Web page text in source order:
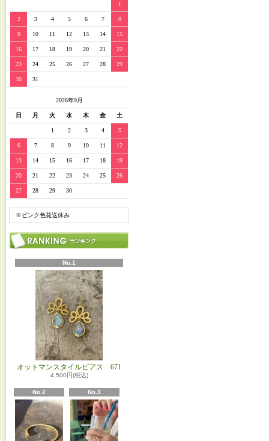
1
2 3 4 5 6 7 8
9 10 11 12 13 14 15
16 17 18 19 20 21 22
23 24 25 26 27 28 29
30 31
2026年9月
日 月 火 水 木 金 土
1 2 3 4 5
6 7 8 9 10 11 12
13 14 15 16 17 18 19
20 21 22 23 24 25 26
27 28 29 30
※ピンク色発送休み
No.1
オットマンスタイルピアス 671
4,500円(税込)
No.2 No.3